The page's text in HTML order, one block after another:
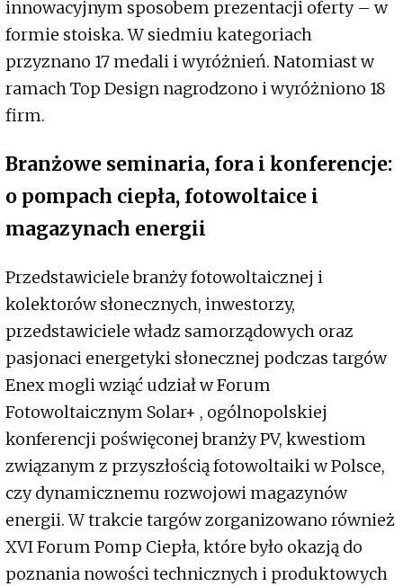
innowacyjnym sposobem prezentacji oferty – w
formie stoiska. W siedmiu kategoriach
przyznano 17 medali i wyróżnień. Natomiast w
ramach Top Design nagrodzono i wyróżniono 18
firm.
Branżowe seminaria, fora i konferencje:
o pompach ciepła, fotowoltaice i
magazynach energii
Przedstawiciele branży fotowoltaicznej i
kolektorów słonecznych, inwestorzy,
przedstawiciele władz samorządowych oraz
pasjonaci energetyki słonecznej podczas targów
Enex mogli wziąć udział w Forum
Fotowoltaicznym Solar+ , ogólnopolskiej
konferencji poświęconej branży PV, kwestiom
związanym z przyszłością fotowoltaiki w Polsce,
czy dynamicznemu rozwojowi magazynów
energii. W trakcie targów zorganizowano również
XVI Forum Pomp Ciepła, które było okazją do
poznania nowości technicznych i produktowych